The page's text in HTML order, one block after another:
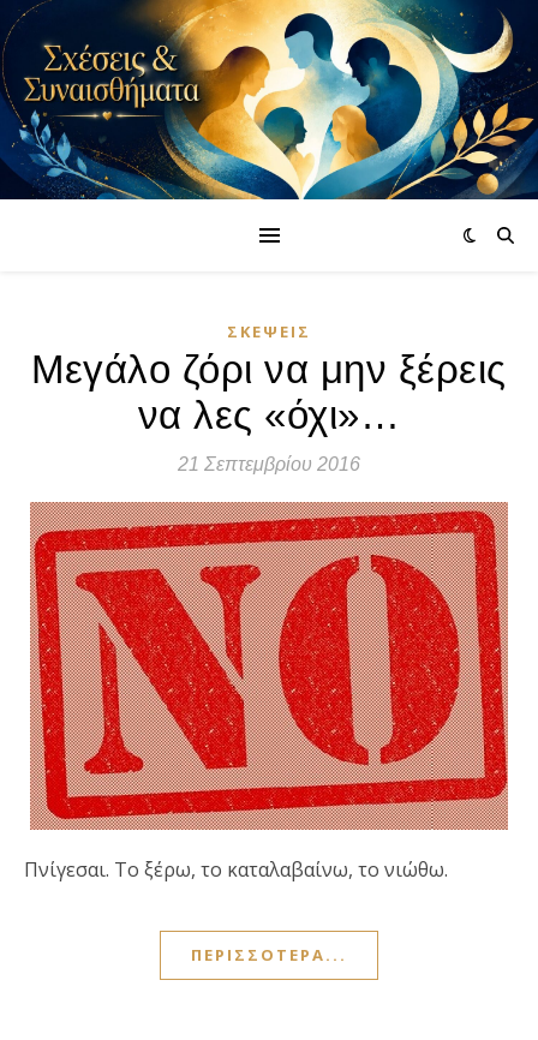
ΣΚΈΨΕΙΣ
Μεγάλο ζόρι να μην ξέρεις
να λες «όχι»…
21 Σεπτεμβρίου 2016
Πνίγεσαι. Το ξέρω, το καταλαβαίνω, το νιώθω.
ΠΕΡΙΣΣΌΤΕΡΑ...